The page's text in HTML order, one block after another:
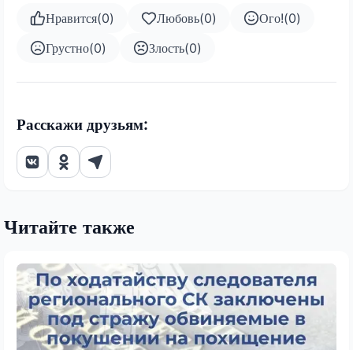
Нравится(0) Любовь(0) Ого!(0)
Грустно(0) Злость(0)
Расскажи друзьям:
Читайте также